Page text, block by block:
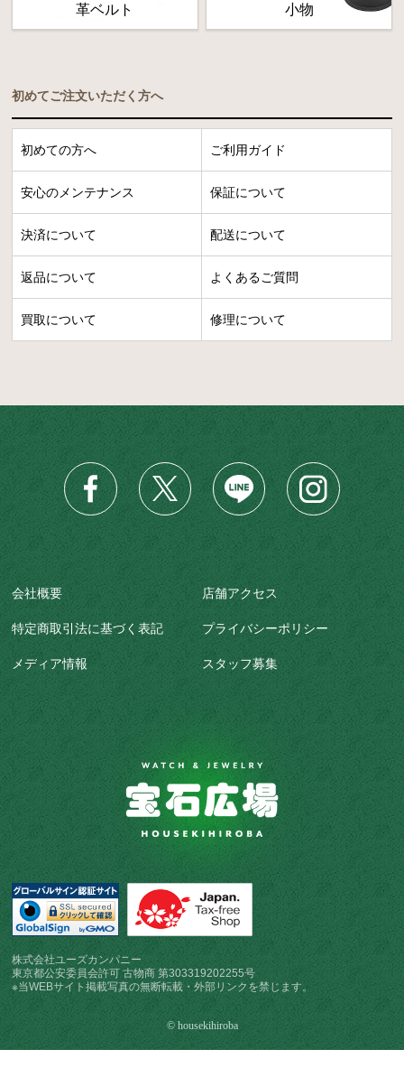
革ベルト 小物
初めてご注文いただく方へ
初めての方へ ご利用ガイド
安心のメンテナンス 保証について
決済について 配送について
返品について よくあるご質問
買取について 修理について
会社概要 店舗アクセス
特定商取引法に基づく表記 プライバシーポリシー
メディア情報 スタッフ募集
株式会社ユーズカンパニー
東京都公安委員会許可 古物商 第303319202255号
※当WEBサイト掲載写真の無断転載・外部リンクを禁じます。
© housekihiroba